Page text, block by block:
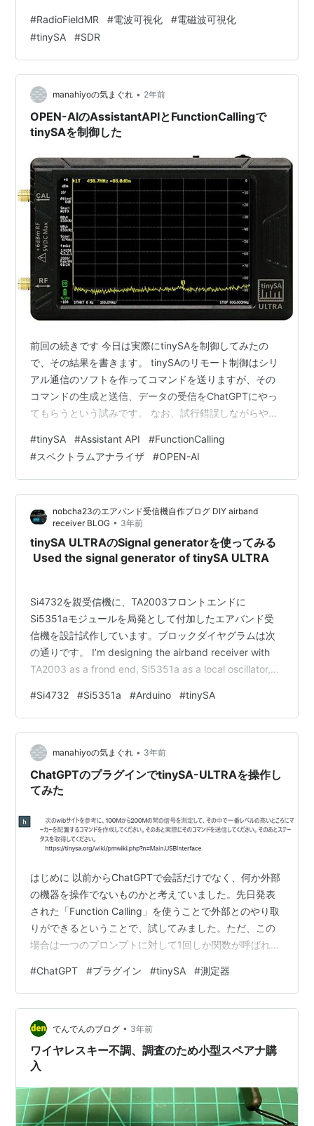
けツールを試してみた いくつか候補はありましたが、下
記が一番ポピュラーなようです。ちょうどセールで半額
になっていたので、ポチっとしてしまいました。
denchisoft.com ちょっとググると初心者向けの説明動画
がたくさんあるので、初めてできたがさほど苦労せず使
えました。自分の…
#RadioFieldMR #電波可視化 #電磁波可視化
#tinySA #SDR
manahiyoの気まぐれ • 2年前
OPEN-AIのAssistantAPIとFunctionCallingで
tinySAを制御した
前回の続きです 今日は実際にtinySAを制御してみたの
で、その結果を書きます。 tinySAのリモート制御はシリ
アル通信のソフトを作ってコマンドを送りますが、その
コマンドの生成と送信、データの受信をChatGPTにやっ
てもらうという試みです。 なお、試行錯誤しながらやっ
しれません。その場合はご指摘いただけるとありがたい
です。 tinySAとはこんな感じの安価なスペアナです 詳し
くはこちら www.tinysa.org tinySAにFunctionCallingで
コマンドを送信する シリアル通信についてはweb上に多
数情報がありますので、ここ…
#tinySA #Assistant API #FunctionCalling
#スペクトラムアナライザ #OPEN-AI
nobcha23のエアバンド受信機自作ブログ DIY airband
receiver BLOG • 3年前
tinySA ULTRAのSignal generatorを使ってみる
Used the signal generator of tinySA ULTRA
Si4732を親受信機に、TA2003フロントエンドに
Si5351aモジュールを局発として付加したエアバンド受
信機を設計試作しています。ブロックダイヤグラムは次
の通りです。 I’m designing the airband receiver with
TA2003 as a frond end, Si5351a as a local oscillator,
below. ブロックダイヤグラム この受信機のデバッグに、
この受信機のPANELを独立させて作ったRF信号源が活躍
しています。 …
#Si4732 #Si5351a #Arduino #tinySA
manahiyoの気まぐれ • 3年前
ChatGPTのプラグインでtinySA-ULTRAを操作し
てみた
はじめに 以前からChatGPTで会話だけでなく、何か外部
の機器を操作でないものかと考えていました。先日発表
された「Function Calling」を使うことで外部とのやり取
りができるということで、試してみました。ただ、この
場合は一つのプロンプトに対して1回しか関数が呼ばれな
結果でした。 そんなか先日waitlistに登録していたプラグ
イン開発の通知が届き、プラグインであればいろいろ融
通が利きそうであることから、この機会にやってみまし
た。 今回はローカル動作での実験レベルですが、いろい
ろ応用がありそうです。 ここではChatGPTからtiny…
#ChatGPT #プラグイン #tinySA #測定器
でんでんのブログ • 3年前
ワイヤレスキー不調、調査のため小型スペアナ購
入